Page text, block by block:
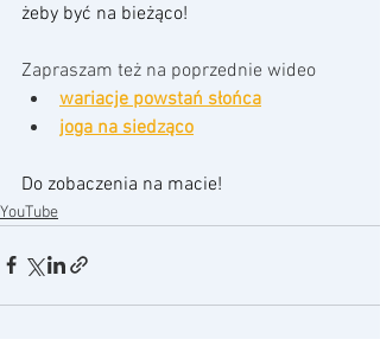
żeby być na bieżąco!
Zapraszam też na poprzednie wideo
wariacje powstań słońca
joga na siedząco
Do zobaczenia na macie!
YouTube